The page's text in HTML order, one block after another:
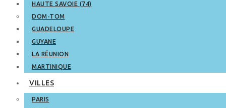
HAUTE SAVOIE (74)
DOM-TOM
GUADELOUPE
GUYANE
LA RÉUNION
MARTINIQUE
VILLES
PARIS